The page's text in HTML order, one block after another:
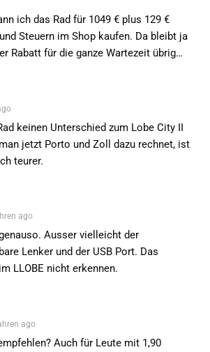
ich das Rad für 1049 € plus 129 €
Steuern im Shop kaufen. Da bleibt ja
Rabatt für die ganze Wartezeit übrig…
keinen Unterschied zum Lobe City II
jetzt Porto und Zoll dazu rechnet, ist
teurer.
ago
Ausser vielleicht der
Lenker und der USB Port. Das
LLOBE nicht erkennen.
ago
Auch für Leute mit 1,90